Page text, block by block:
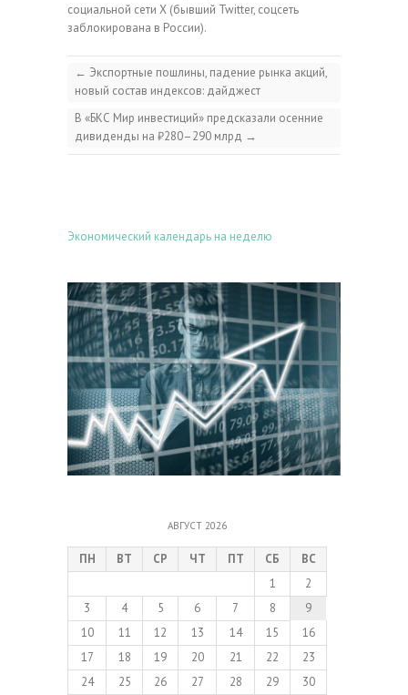
социальной сети X (бывший Twitter, соцсеть
заблокирована в России).
← Экспортные пошлины, падение рынка акций,
новый состав индексов: дайджест
В «БКС Мир инвестиций» предсказали осенние
дивиденды на ₽280–290 млрд →
Экономический календарь на неделю
АВГУСТ 2026
ПН ВТ СР ЧТ ПТ СБ
ВС
1
2
3
4 5 6 7 8
9
10
11 12 13 14 15
16
17
18 19 20 21 22
23
24
25 26 27 28 29 30